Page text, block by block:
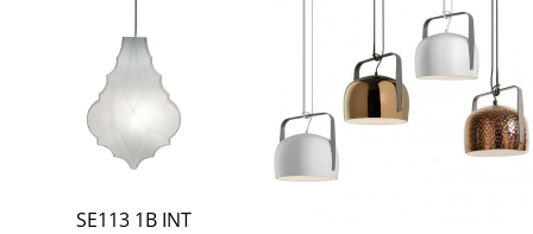
SE113 1B INT